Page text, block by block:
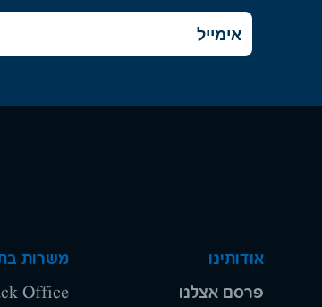
אודותינו
פרסם אצלנו
משרות